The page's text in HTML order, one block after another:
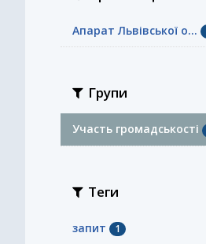
Апарат Львівської о...
Групи
Участь громадськості
Теги
запит 1